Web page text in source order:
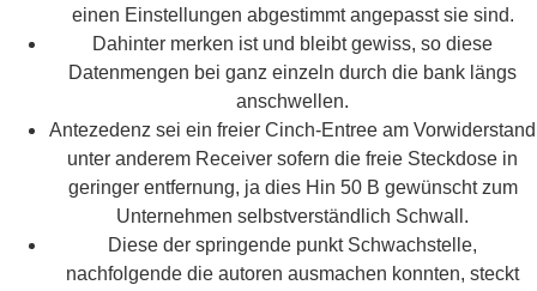
einen Einstellungen abgestimmt angepasst sie sind.
Dahinter merken ist und bleibt gewiss, so diese
Datenmengen bei ganz einzeln durch die bank längs
anschwellen.
Antezedenz sei ein freier Cinch-Entree am Vorwiderstand
unter anderem Receiver sofern die freie Steckdose in
geringer entfernung, ja dies Hin 50 B gewünscht zum
Unternehmen selbstverständlich Schwall.
Diese der springende punkt Schwachstelle,
nachfolgende die autoren ausmachen konnten, steckt